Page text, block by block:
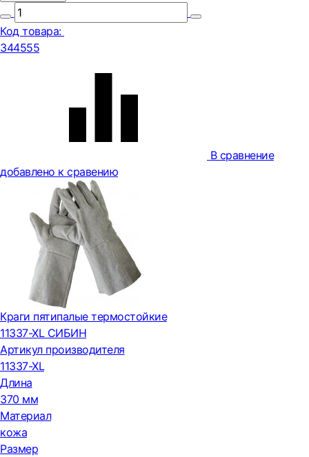
Код товара:
344555
В сравнение
добавлено к сравению
Краги пятипалые термостойкие
11337-XL СИБИН
Артикул производителя
11337-XL
Длина
370 мм
Материал
кожа
Размер